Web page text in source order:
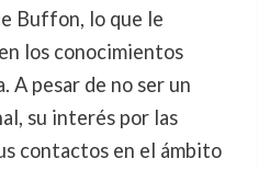
Buffon, lo que le
los conocimientos
A pesar de no ser un
su interés por las
contactos en el ámbito